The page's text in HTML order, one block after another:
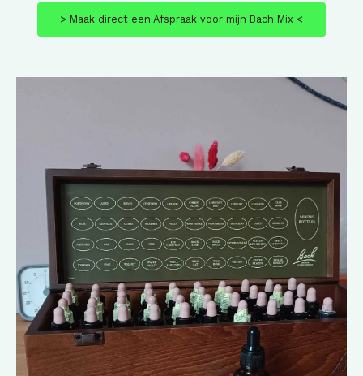
> Maak direct een Afspraak voor mijn Bach Mix <